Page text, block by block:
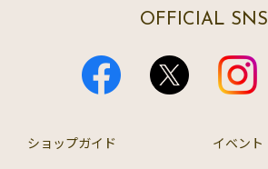
OFFICIAL SNS
ショップガイド イベント